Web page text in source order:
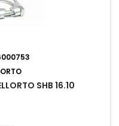
SHB 16.10